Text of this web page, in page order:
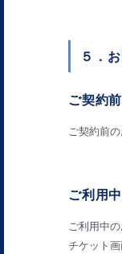
５．
ご契約
ご契約前
ご利用
ご利用中
チケット